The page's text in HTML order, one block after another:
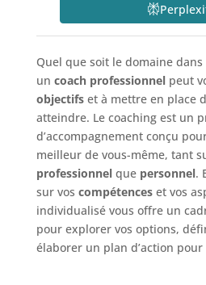
Quel que soit le domaine
un coach professionnelpeut
objectifset à mettre en place
atteindre. Le coaching est un
d’accompagnement conçu
meilleur de vous-même, tant
professionnelque personnel.
sur vos compétenceset vos
individualisé vous offre un
pour explorer vos options,
élaborer un plan d’action